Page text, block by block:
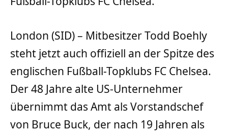
London (SID) – Mitbesitzer Todd Boehly
steht jetzt auch offiziell an der Spitze des
englischen Fußball-Topklubs FC Chelsea.
Der 48 Jahre alte US-Unternehmer
übernimmt das Amt als Vorstandschef
von Bruce Buck, der nach 19 Jahren als